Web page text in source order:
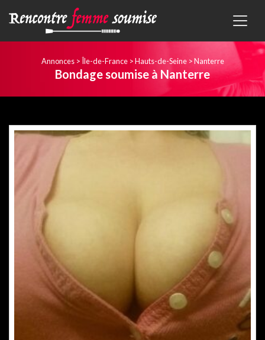
Annonces>Île-de-France>Hauts-de-Seine>Nanterre
Bondage soumise à Nanterre